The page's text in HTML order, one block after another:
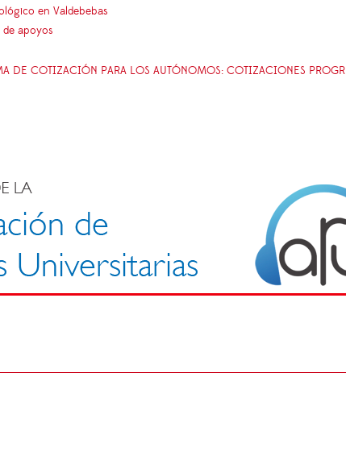
en Valdebebas
apoyos
DE COTIZACIÓN PARA LOS AUTÓNOMOS: COTIZACIONES